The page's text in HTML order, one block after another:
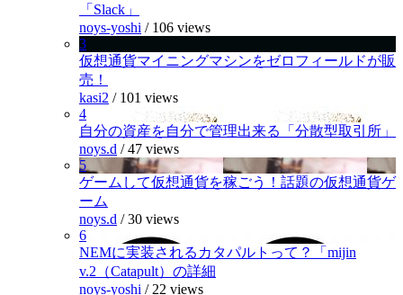
「Slack」
noys-yoshi / 106 views
3
仮想通貨マイニングマシンをゼロフィールドが販
売！
kasi2 / 101 views
4
自分の資産を自分で管理出来る「分散型取引所」
noys.d /47 views
5
ゲームして仮想通貨を稼ごう！話題の仮想通貨ゲ
ーム
noys.d /30 views
6
NEMに実装されるカタパルトって？「mijin
v.2（Catapult）の詳細
noys-yoshi / 22 views